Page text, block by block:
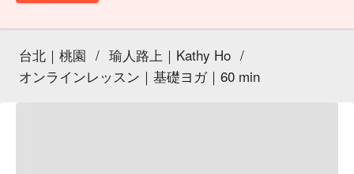
台北｜桃園 / 瑜人路上｜Kathy Ho /
オンラインレッスン｜基礎ヨガ｜60 min